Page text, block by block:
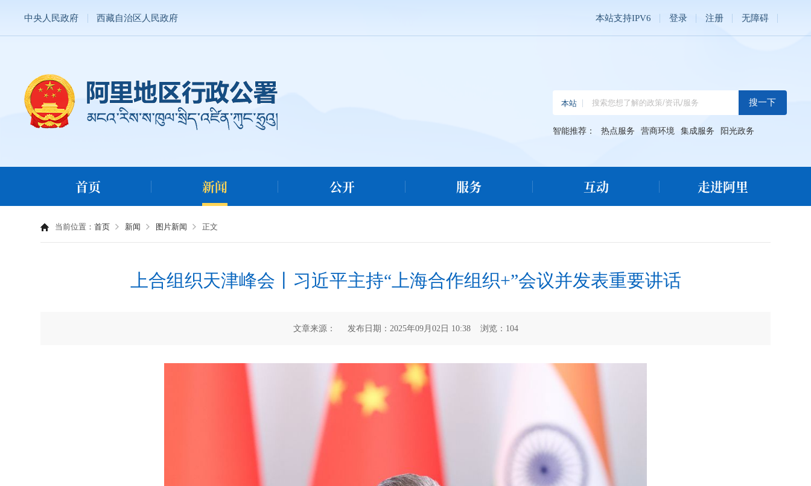
中央人民政府 西藏自治区人民政府 本站支持IPV6 登录 注册 无障碍
智能推荐： 热点服务 营商环境 集成服务 阳光政务
首页 新闻 公开 服务 互动 走进阿里
当前位置：首页 新闻 图片新闻 正文
上合组织天津峰会丨习近平主持“上海合作组织+”会议并发表重要讲话
文章来源： 发布日期：2025年09月02日 10:38 浏览： 104